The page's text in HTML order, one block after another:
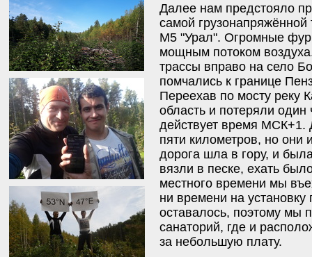
Далее нам предстояло
самой грузонапряжённой
М5 "Урал". Огромные
мощным потоком
трассы вправо на село
помчались к границе
Переехав по мосту реку
область и потеряли один
действует время МСК+1.
пяти километров, но они
дорога шла в гору, и
вязли в песке, ехать
местного времени мы
ни времени на установку
оставалось, поэтому мы
санаторий, где и
за небольшую плату.